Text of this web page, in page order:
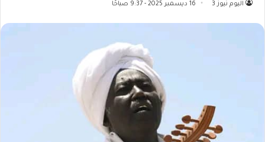
اليوم نيوز 3 16 ديسمبر 2025 - 9:37 صباحًا